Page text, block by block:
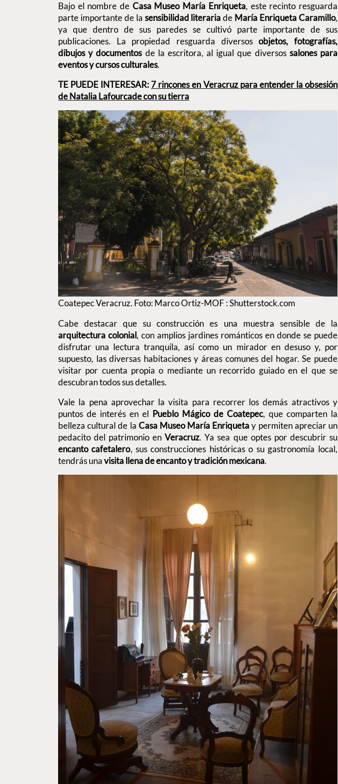
Bajo el nombre de Casa Museo María Enriqueta, este recinto resguarda
parte importante de la sensibilidad literariade María Enriqueta Caramillo,
ya que dentro de sus paredes se cultivó parte importante de sus
publicaciones. La propiedad resguarda diversosobjetos, fotografías,
dibujos y documentosde la escritora, al igual que diversos salones para
eventos y cursos culturales.
TE PUEDE INTERESAR: 7 rincones en Veracruz para entender la obsesión
de Natalia Lafourcade con su tierra
Coatepec Veracruz. Foto: Marco Ortiz-MOF : Shutterstock.com
Cabe destacar que su construcción es una muestra sensible de la
arquitectura colonial, con amplios jardines románticos en donde se puede
disfrutar una lectura tranquila, así como un mirador en desuso y, por
supuesto, las diversas habitaciones y áreas comunes del hogar. Se puede
visitar por cuenta propia o mediante un recorrido guiado en el que se
descubran todos sus detalles.
Vale la pena aprovechar la visita para recorrer los demás atractivos y
puntos de interés en el Pueblo Mágico de Coatepec, que comparten la
belleza cultural de la Casa Museo María Enriquetay permiten apreciar un
pedacito del patrimonio enVeracruz. Ya sea que optes por descubrir su
encanto cafetalero, sus construcciones históricas o su gastronomía local,
tendrás unavisita llena de encanto y tradición mexicana.